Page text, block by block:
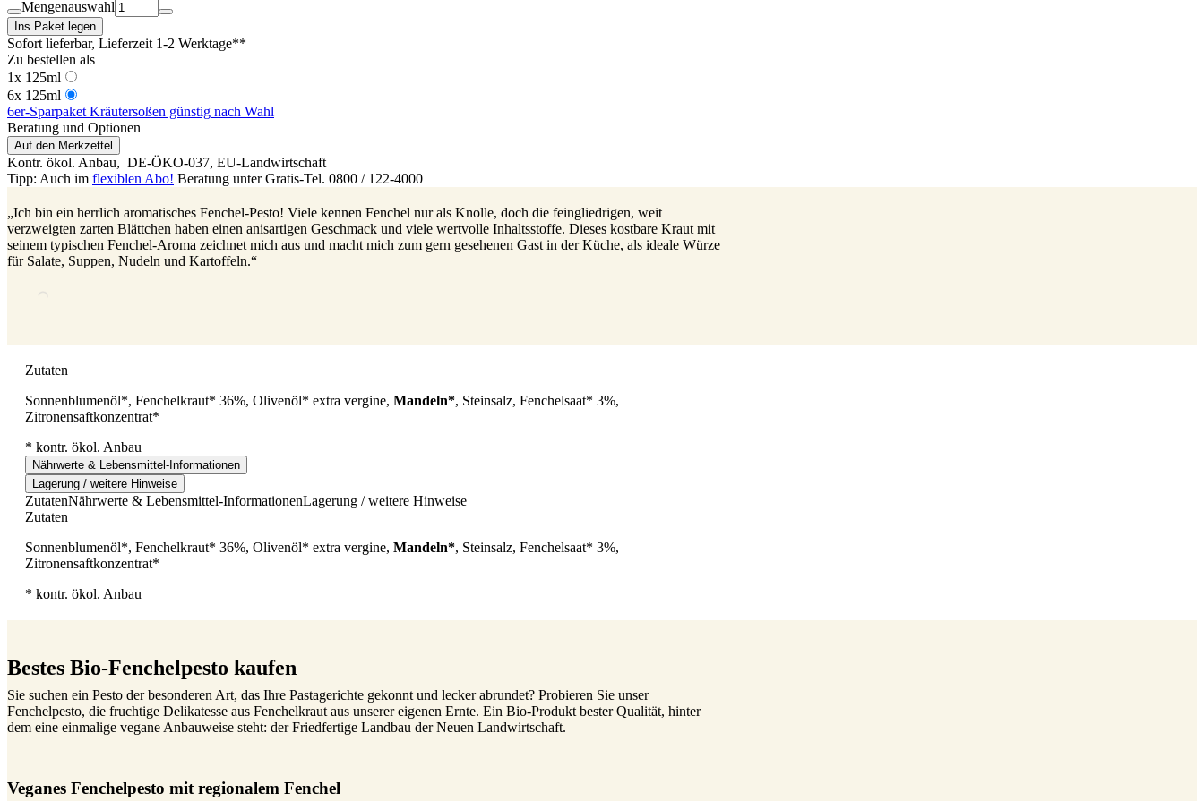
Mengenauswahl
Ins Paket legen
Sofort lieferbar, Lieferzeit 1-2 Werktage**
Zu bestellen als
1x 125ml
6x 125ml
6er-Sparpaket Kräutersoßen günstig nach Wahl
Beratung und Optionen
Auf den Merkzettel
Kontr. ökol. Anbau, DE-ÖKO-037, EU-Landwirtschaft
Tipp: Auch im flexiblen Abo! Beratung unter Gratis-Tel. 0800 / 122-4000
„Ich bin ein herrlich aromatisches Fenchel-Pesto! Viele kennen Fenchel nur als Knolle, doch die feingliedrigen, weit
verzweigten zarten Blättchen haben einen anisartigen Geschmack und viele wertvolle Inhaltsstoffe. Dieses kostbare Kraut mit
seinem typischen Fenchel-Aroma zeichnet mich aus und macht mich zum gern gesehenen Gast in der Küche, als ideale Würze
für Salate, Suppen, Nudeln und Kartoffeln.“
Zutaten
Sonnenblumenöl*, Fenchelkraut* 36%, Olivenöl* extra vergine, Mandeln*, Steinsalz, Fenchelsaat* 3%,
Zitronensaftkonzentrat*
* kontr. ökol. Anbau
Nährwerte & Lebensmittel-Informationen
Lagerung / weitere Hinweise
ZutatenNährwerte & Lebensmittel-InformationenLagerung / weitere Hinweise
Zutaten
Sonnenblumenöl*, Fenchelkraut* 36%, Olivenöl* extra vergine, Mandeln*, Steinsalz, Fenchelsaat* 3%,
Zitronensaftkonzentrat*
* kontr. ökol. Anbau
Bestes Bio-Fenchelpesto kaufen
Sie suchen ein Pesto der besonderen Art, das Ihre Pastagerichte gekonnt und lecker abrundet? Probieren Sie unser
Fenchelpesto, die fruchtige Delikatesse aus Fenchelkraut aus unserer eigenen Ernte. Ein Bio-Produkt bester Qualität, hinter
dem eine einmalige vegane Anbauweise steht: der Friedfertige Landbau der Neuen Landwirtschaft.
Veganes Fenchelpesto mit regionalem Fenchel